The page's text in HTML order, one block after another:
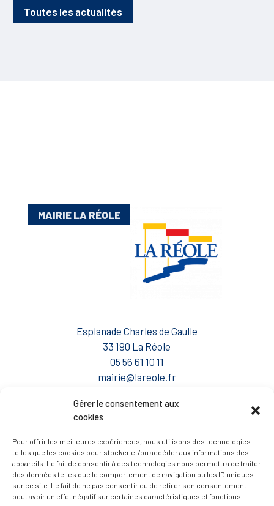
Gérer le consentement aux
cookies
Pour offrir les meilleures expériences, nous utilisons des technologies
telles que les cookies pour stocker et/ou accéder aux informations des
appareils. Le fait de consentir à ces technologies nous permettra de traiter
des données telles que le comportement de navigation ou les ID uniques
sur ce site. Le fait de ne pas consentir ou de retirer son consentement
peut avoir un effet négatif sur certaines caractéristiques et fonctions.
Toutes les actualités
MAIRIE LA RÉOLE
Esplanade Charles de Gaulle
33 190 La Réole
05 56 61 10 11
mairie@lareole.fr
Du lundi au jeudi inclus : 8h30 à 12h30 et 13h30 à
Vendredi : 9h00 à 12h00
— Contacter la Mairie
ACCÈS RAPIDE
Travaux